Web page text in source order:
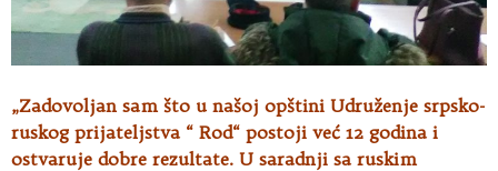
„Zadovoljan sam što u našoj opštini Udruženje srpsko-
ruskog prijateljstva “ Rod“ postoji već 12 godina i
ostvaruje dobre rezultate. U saradnji sa ruskim